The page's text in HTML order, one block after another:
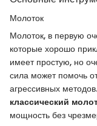
Молоток
Молоток, в первую
которые хорошо
имеет простую, но
сила может помочь
агрессивных
классический
мощность без